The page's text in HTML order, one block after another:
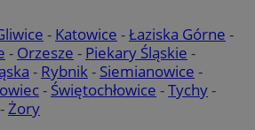
- Katowice -Łaziska Górne -
- Orzesze - Piekary Śląskie -
- Rybnik- Siemianowice -
- Świętochłowice -Tychy-
-Żory